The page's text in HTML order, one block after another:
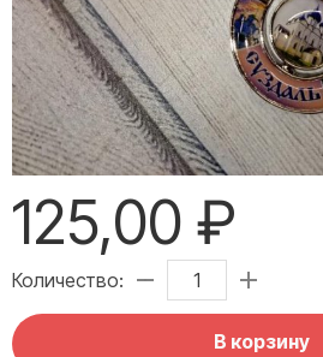
125,00 ₽
Количество:
В корзину